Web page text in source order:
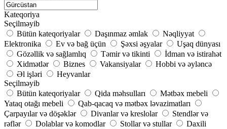
Kateqoriya
Seçilməyib
Bütün kateqoriyalar
Daşınmaz əmlak
Nəqliyyat
Elektronika
Ev və bağ üçün Şəxsi əşyalar
Uşaq dünyası
Gözəllik və sağlamlıq
Təmir və tikinti
İdman və istirahət
Xidmətlər
Biznes Vakansiyalar
Hobbi və əyləncə
Əl işləri
Heyvanlar
Seçilməyib
Bütün kateqoriyalar
Qida məhsulları
Mətbəx mebeli
Yataq otağı mebeli
Qab-qacaq və mətbəx ləvazimatları
Çarpayılar və döşəklər
Divanlar və kreslolar
Stendlər və
rəflər
Dolablar və komodlar Stollar və stullar
Daxili